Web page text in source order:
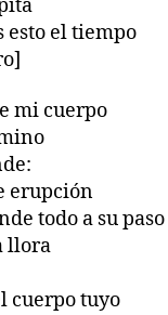
el tiempo
mi cuerpo
erupción
todo a su paso
llora
cuerpo tuyo